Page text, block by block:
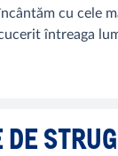
cu cele
întreaga